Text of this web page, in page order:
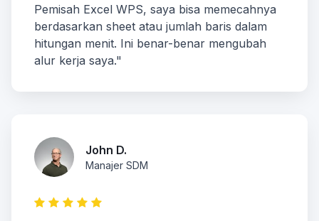
Pemisah Excel WPS, saya bisa memecahnya
berdasarkan sheet atau jumlah baris dalam
hitungan menit. Ini benar-benar mengubah
alur kerja saya."
John D.
Manajer SDM